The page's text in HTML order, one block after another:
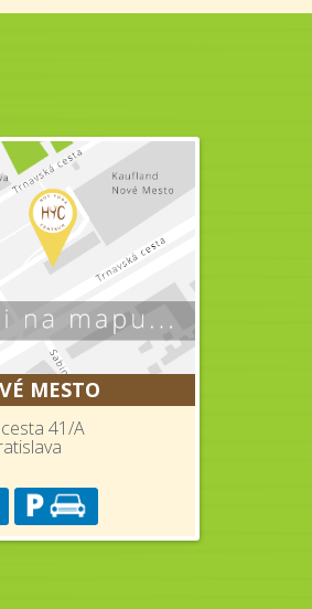
MESTO
41/A